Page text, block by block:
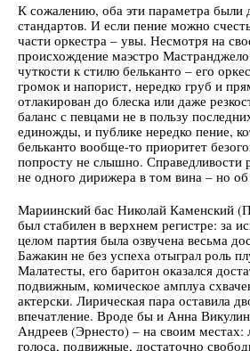
К сожалению, оба эти параметра были
стандартов. И если пение можно
части оркестра – увы. Несмотря на
происхождение маэстро
чуткости к стилю бельканто – его
громок и напорист, нередко груб и
отлакирован до блеска или даже
баланс с певцами не в пользу
единожды, и публике нередко пение,
бельканто вообще-то приоритет
попросту не слышно. Справедливости
не одного дирижера в том вина – но
Мариинский бас Николай Каменский
был стабилен в верхнем регистре: за
целом партия была озвучена весьма
Бажакин не без успеха отыграл роль
Малатесты, его баритон оказался
подвижным, комическое амплуа
актерски. Лирическая пара оставила
впечатление. Вроде бы и Анна
Андреев (Эрнесто) – на своим местах:
голоса, подвижные, достаточно